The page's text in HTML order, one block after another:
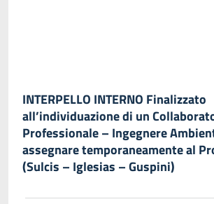
INTERPELLO INTERNO Finalizzato
all’individuazione di un
Professionale – Ingegnere
assegnare temporaneamente al
(Sulcis – Iglesias – Guspini)